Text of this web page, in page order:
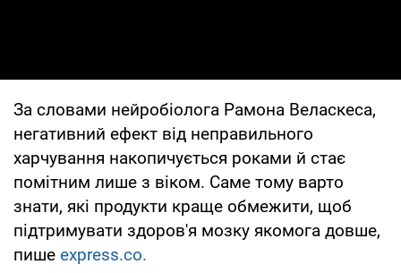
За словами нейробіолога Рамона Веласкеса,
негативний ефект від неправильного
харчування накопичується роками й стає
помітним лише з віком. Саме тому варто
знати, які продукти краще обмежити, щоб
підтримувати здоров'я мозку якомога довше,
пише express.co.